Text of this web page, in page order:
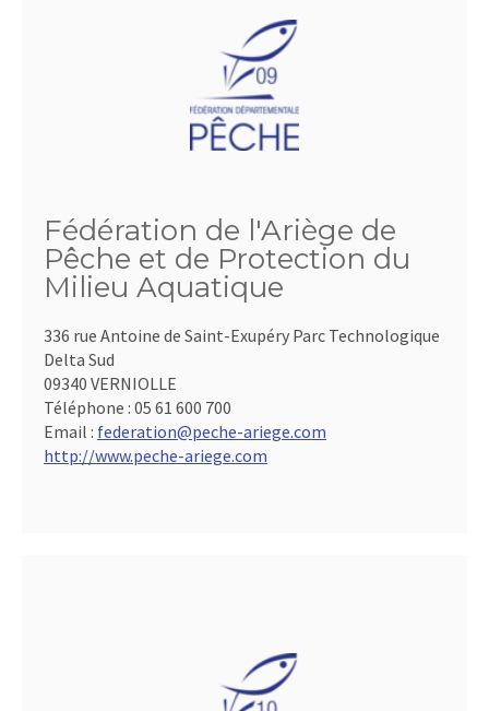
Fédération de l'Ariège de
Pêche et de Protection du
Milieu Aquatique
336 rue Antoine de Saint-Exupéry Parc Technologique
Delta Sud
09340 VERNIOLLE
Téléphone : 05 61 600 700
Email : federation@peche-ariege.com
http://www.peche-ariege.com